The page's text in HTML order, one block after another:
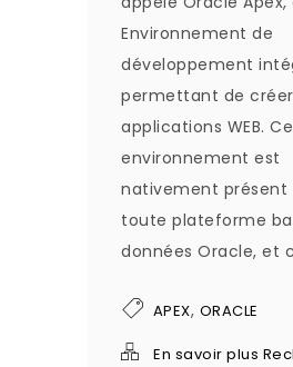
Environnement de
développement
permettant de
applications WEB.
environnement est
nativement présent
toute plateforme
données Oracle, et
APEX, ORACLE
En savoir plus